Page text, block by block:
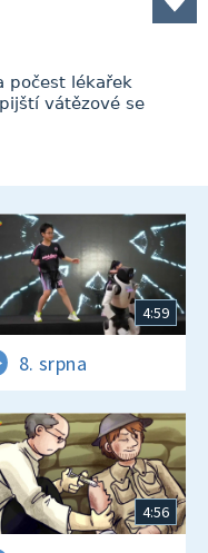
počest lékařek
vátězové se
4:59
8. srpna
4:56